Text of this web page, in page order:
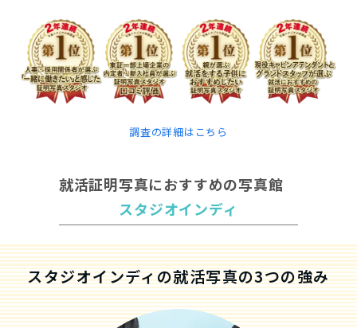
調査の詳細はこちら
就活証明写真におすすめの写真館
スタジオインディ
スタジオインディの就活写真の3つの強み